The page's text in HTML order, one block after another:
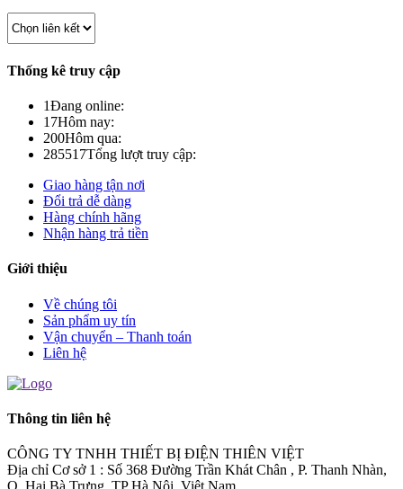
Thống kê truy cập
1Đang online:
17Hôm nay:
200Hôm qua:
285517Tổng lượt truy cập:
Giao hàng tận nơi
Đổi trả dễ dàng
Hàng chính hãng
Nhận hàng trả tiền
Giới thiệu
Về chúng tôi
Sản phẩm uy tín
Vận chuyển – Thanh toán
Liên hệ
Thông tin liên hệ
CÔNG TY TNHH THIẾT BỊ ĐIỆN THIÊN VIỆT
Địa chỉ Cơ sở 1 : Số 368 Đường Trần Khát Chân , P. Thanh Nhàn,